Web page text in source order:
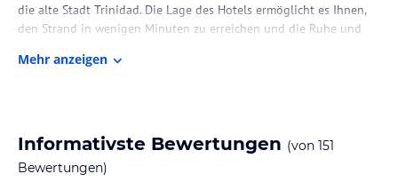
die alte Stadt Trinidad. Die Lage des Hotels ermöglicht es Ihnen,
den Strand in wenigen Minuten zu erreichen und die Ruhe und
die von der UNESCO zum Weltkulturerbe erklärt wurde, ist
Zimmer / Unterbringung im Hotel
Das Hotel verfügt über 8 Junior-Suiten und 271 Doppelzimmer, die
Mehr anzeigen
Informativste Bewertungen (von 151
Bewertungen)